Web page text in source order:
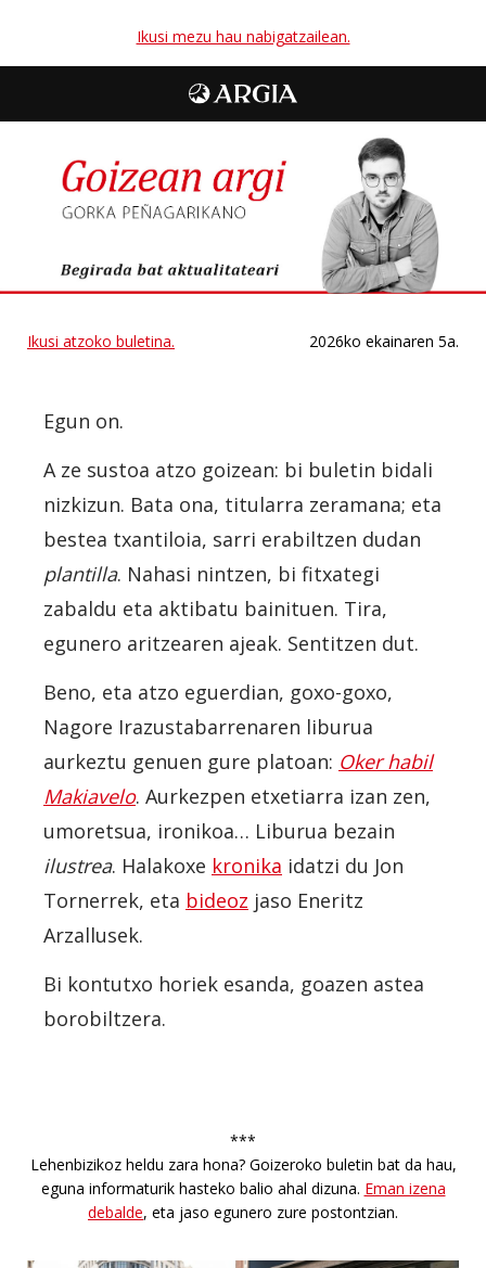
Ikusi mezu hau nabigatzailean.
Ikusi atzoko buletina. 2026ko ekainaren 5a.
Egun on.
A ze sustoa atzo goizean: bi buletin bidali
nizkizun. Bata ona, titularra zeramana; eta
bestea txantiloia, sarri erabiltzen dudan
plantilla. Nahasi nintzen, bi fitxategi
zabaldu eta aktibatu bainituen. Tira,
egunero aritzearen ajeak. Sentitzen dut.
Beno, eta atzo eguerdian, goxo-goxo,
Nagore Irazustabarrenaren liburua
aurkeztu genuen gure platoan: Oker habil
Makiavelo. Aurkezpen etxetiarra izan zen,
umoretsua, ironikoa… Liburua bezain
ilustrea. Halakoxe kronika idatzi du Jon
Tornerrek, eta bideoz jaso Eneritz
Arzallusek.
Bi kontutxo horiek esanda, goazen astea
borobiltzera.
***
Lehenbizikoz heldu zara hona? Goizeroko buletin bat da hau,
eguna informaturik hasteko balio ahal dizuna. Eman izena
debalde, eta jaso egunero zure postontzian.